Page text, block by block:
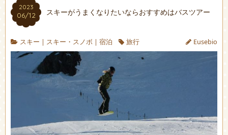
2023
06/12 スキーがうまくなりたいならおすすめはバスツアー
スキー | スキー・スノボ | 宿泊 旅行 Eusebio